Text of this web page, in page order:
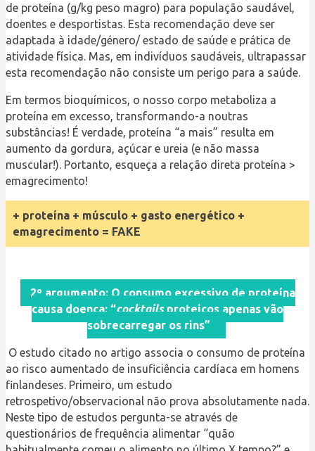
de proteína (g/kg peso magro) para população saudável,
doentes e desportistas. Esta recomendação deve ser
adaptada à idade/género/ estado de saúde e prática de
atividade física. Mas, em indivíduos saudáveis, ultrapassar
esta recomendação não consiste um perigo para a saúde.
Em termos bioquímicos, o nosso corpo metaboliza a
proteína em excesso, transformando-a noutras
substâncias! É verdade, proteína “a mais” resulta em
aumento da gordura, açúcar e ureia (e não massa
muscular!). Portanto, esqueça a relação direta proteína >
emagrecimento!
+ proteína + músculo + gasto energético +
emagrecimento = FAKE
2º argumento: O consumo excessivo de proteína
causa doença: “cocktailsproteicos apenas vão
sobrecarregar os rins”
O estudo citado no artigo associa o consumo de proteína
ao risco aumentado de insuficiência cardíaca em homens
finlandeses. Primeiro, um estudo
retrospetivo/observacional não prova absolutamente nada.
Neste tipo de estudos pergunta-se através de
questionários de frequência alimentar “quão